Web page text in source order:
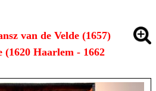
van de Velde (1657)
(1620 Haarlem - 1662